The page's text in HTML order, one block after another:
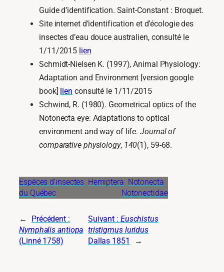
Guide d’identification. Saint-Constant : Broquet.
Site internet d’identification et d’écologie des
insectes d’eau douce australien, consulté le
1/11/2015 lien
Schmidt-Nielsen K. (1997), Animal Physiology:
Adaptation and Environment [version google
book] lien consulté le 1/11/2015
Schwind, R. (1980). Geometrical optics of the
Notonecta eye: Adaptations to optical
environment and way of life.Journal of
comparative physiology, 140(1), 59-68.
Espèces d’insectes
du Québec
Hemiptera Notonecta
Notonectidae
←
Précédent :
Nymphalis antiopa
(Linné 1758)
Suivant : Euschistus
tristigmus luridus
Dallas 1851
→